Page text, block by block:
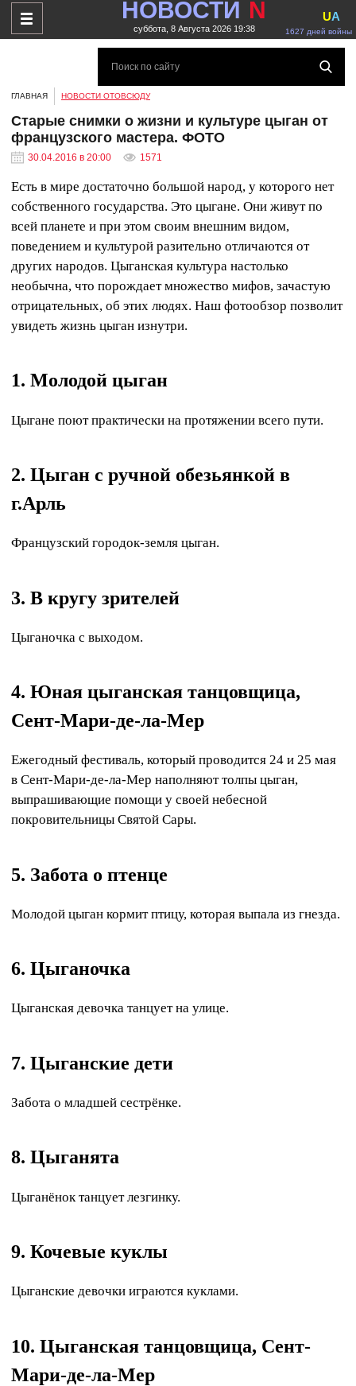
НОВОСТИ N
суббота, 8 Августа 2026 19:38 1627 дней войны
UA
ГЛАВНАЯ НОВОСТИ ОТОВСЮДУ
Старые снимки о жизни и культуре цыган от
французского мастера. ФОТО
30.04.2016 в 20:00 1571
Есть в мире достаточно большой народ, у которого нет
собственного государства. Это цыгане. Они живут по
всей планете и при этом своим внешним видом,
поведением и культурой разительно отличаются от
других народов. Цыганская культура настолько
необычна, что порождает множество мифов, зачастую
отрицательных, об этих людях. Наш фотообзор позволит
увидеть жизнь цыган изнутри.
1. Молодой цыган
Цыгане поют практически на протяжении всего пути.
2. Цыган с ручной обезьянкой в
г.Арль
Французский городок-земля цыган.
3. В кругу зрителей
Цыганочка с выходом.
4. Юная цыганская танцовщица,
Сент-Мари-де-ла-Мер
Ежегодный фестиваль, который проводится 24 и 25 мая
в Сент-Мари-де-ла-Мер наполняют толпы цыган,
выпрашивающие помощи у своей небесной
покровительницы Святой Сары.
5. Забота о птенце
Молодой цыган кормит птицу, которая выпала из гнезда.
6. Цыганочка
Цыганская девочка танцует на улице.
7. Цыганские дети
Забота о младшей сестрёнке.
8. Цыганята
Цыганёнок танцует лезгинку.
9. Кочевые куклы
Цыганские девочки играются куклами.
10. Цыганская танцовщица, Сент-
Мари-де-ла-Мер